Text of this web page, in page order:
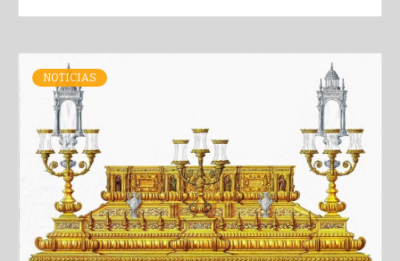
NOTICIAS